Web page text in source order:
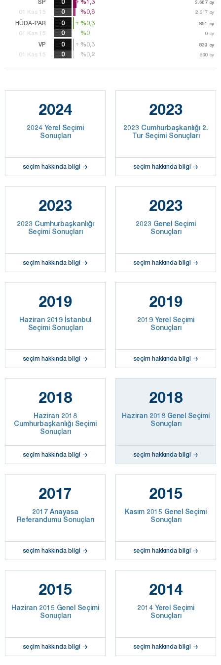
SP 0 %1,3 3.667 oy
%1,3 3.667 oy
01 Kas 15 %0,8 2.317 oy
%0,8 2.317 oy
HÜDA-PAR
VP
0
0
%0,3 851 oy
%0,3 839 oy
%0,3 851 oy
%0,3 839 oy
01 Kas 15
01 Kas 15
0 %0 0 oy
%0,2 630 oy
%0
%0,2 630 oy
2024
2024 Yerel Seçimi
Sonuçları
seçim hakkında bilgi
2023
2023 Cumhurbaşkanlığı 2.
Tur Seçimi Sonuçları
seçim hakkında bilgi
2023
2023 Cumhurbaşkanlığı
Seçimi Sonuçları
seçim hakkında bilgi
2023
2023 Genel Seçimi
Sonuçları
seçim hakkında bilgi
2019
Haziran 2019 İstanbul
Seçimi Sonuçları
seçim hakkında bilgi
2019
2019 Yerel Seçimi
Sonuçları
seçim hakkında bilgi
2018
Haziran 2018
Cumhurbaşkanlığı Seçimi
Sonuçları
seçim hakkında bilgi
2018
Haziran 2018 Genel Seçimi
Sonuçları
seçim hakkında bilgi
2017
2017 Anayasa
Referandumu Sonuçları
seçim hakkında bilgi
2015
Kasım 2015 Genel Seçimi
Sonuçları
seçim hakkında bilgi
2015
Haziran 2015 Genel Seçimi
Sonuçları
seçim hakkında bilgi
2014
2014 Yerel Seçimi
Sonuçları
seçim hakkında bilgi